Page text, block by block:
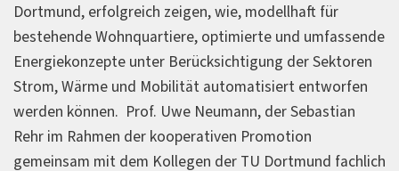
Dortmund, erfolgreich zeigen, wie, modellhaft für
bestehende Wohnquartiere, optimierte und umfassende
Energiekonzepte unter Berücksichtigung der Sektoren
Strom, Wärme und Mobilität automatisiert entworfen
werden können. Prof. Uwe Neumann, der Sebastian
Rehr im Rahmen der kooperativen Promotion
gemeinsam mit dem Kollegen der TU Dortmund fachlich